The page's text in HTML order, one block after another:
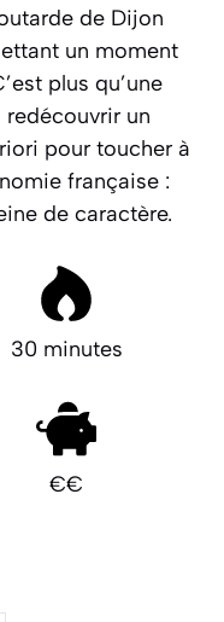
de Dijon
un moment
plus qu’une
redécouvrir un
pour toucher à
française :
de caractère.
30 minutes
€€